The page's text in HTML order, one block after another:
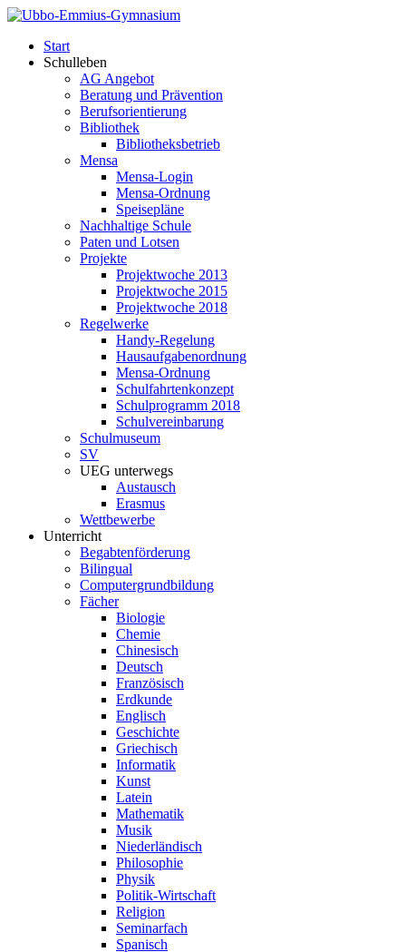
Start
Schulleben
AG Angebot
Beratung und Prävention
Berufsorientierung
Bibliothek
Bibliotheksbetrieb
Mensa
Mensa-Login
Mensa-Ordnung
Speisepläne
Nachhaltige Schule
Paten und Lotsen
Projekte
Projektwoche 2013
Projektwoche 2015
Projektwoche 2018
Regelwerke
Handy-Regelung
Hausaufgabenordnung
Mensa-Ordnung
Schulfahrtenkonzept
Schulprogramm 2018
Schulvereinbarung
Schulmuseum
SV
UEG unterwegs
Austausch
Erasmus
Wettbewerbe
Unterricht
Begabtenförderung
Bilingual
Computergrundbildung
Fächer
Biologie
Chemie
Chinesisch
Deutsch
Französisch
Erdkunde
Englisch
Geschichte
Griechisch
Informatik
Kunst
Latein
Mathematik
Musik
Niederländisch
Philosophie
Physik
Politik-Wirtschaft
Religion
Seminarfach
Spanisch